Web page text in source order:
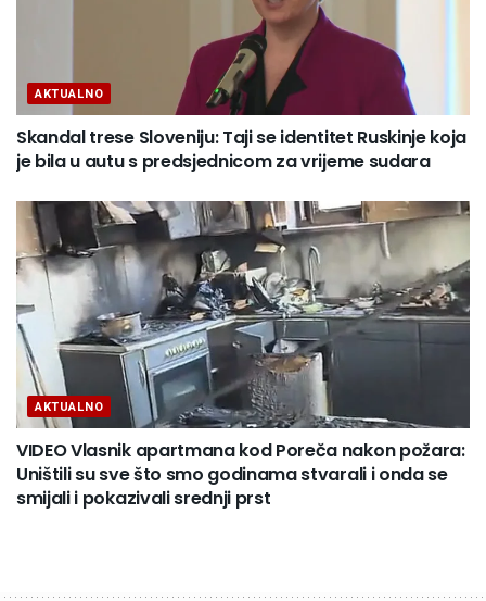
AKTUALNO
Skandal trese Sloveniju: Taji se identitet Ruskinje koja
je bila u autu s predsjednicom za vrijeme sudara
AKTUALNO
VIDEO Vlasnik apartmana kod Poreča nakon požara:
Uništili su sve što smo godinama stvarali i onda se
smijali i pokazivali srednji prst